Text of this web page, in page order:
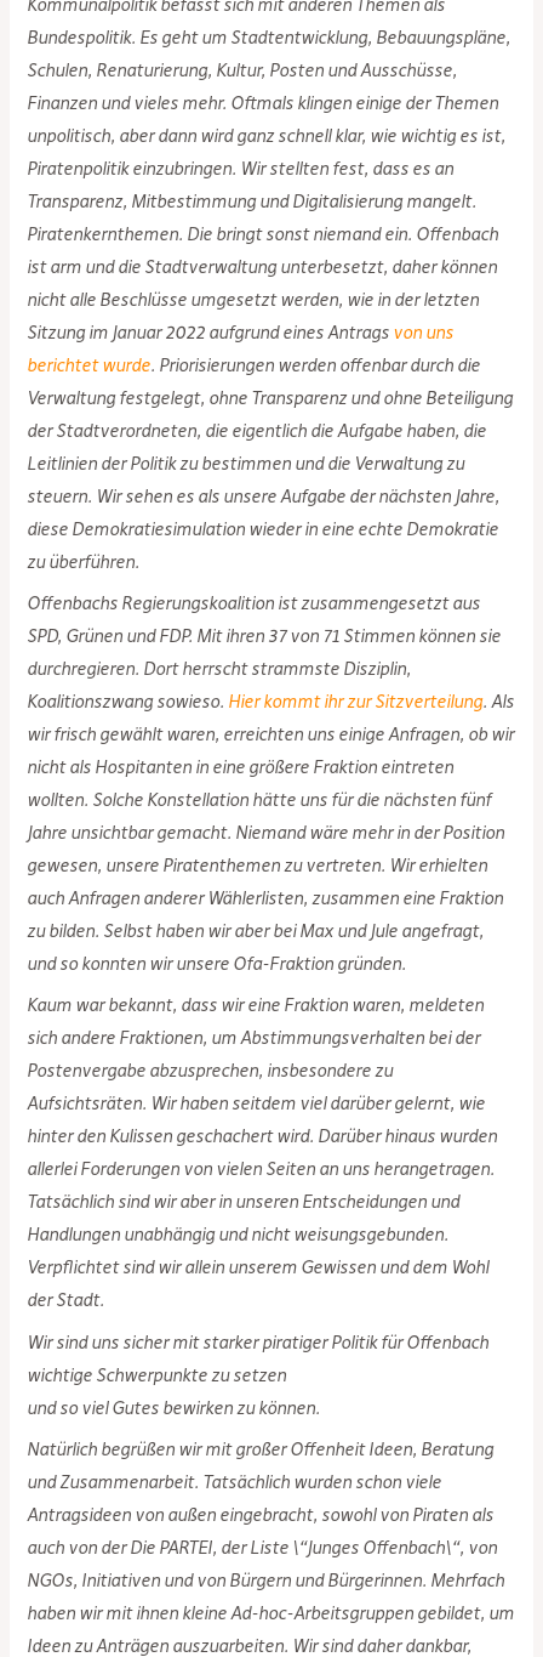
Kommunalpolitik befasst sich mit anderen Themen als
Bundespolitik. Es geht um Stadtentwicklung, Bebauungspläne,
Schulen, Renaturierung, Kultur, Posten und Ausschüsse,
Finanzen und vieles mehr. Oftmals klingen einige der Themen
unpolitisch, aber dann wird ganz schnell klar, wie wichtig es ist,
Piratenpolitik einzubringen. Wir stellten fest, dass es an
Transparenz, Mitbestimmung und Digitalisierung mangelt.
Piratenkernthemen. Die bringt sonst niemand ein. Offenbach
ist arm und die Stadtverwaltung unterbesetzt, daher können
nicht alle Beschlüsse umgesetzt werden, wie in der letzten
Sitzung im Januar 2022 aufgrund eines Antrags von uns
berichtet wurde. Priorisierungen werden offenbar durch die
Verwaltung festgelegt, ohne Transparenz und ohne Beteiligung
der Stadtverordneten, die eigentlich die Aufgabe haben, die
Leitlinien der Politik zu bestimmen und die Verwaltung zu
steuern. Wir sehen es als unsere Aufgabe der nächsten Jahre,
diese Demokratiesimulation wieder in eine echte Demokratie
zu überführen.
Offenbachs Regierungskoalition ist zusammengesetzt aus
SPD, Grünen und FDP. Mit ihren 37 von 71 Stimmen können sie
durchregieren. Dort herrscht strammste Disziplin,
Koalitionszwang sowieso. Hier kommt ihr zur Sitzverteilung. Als
wir frisch gewählt waren, erreichten uns einige Anfragen, ob wir
nicht als Hospitanten in eine größere Fraktion eintreten
wollten. Solche Konstellation hätte uns für die nächsten fünf
Jahre unsichtbar gemacht. Niemand wäre mehr in der Position
gewesen, unsere Piratenthemen zu vertreten. Wir erhielten
auch Anfragen anderer Wählerlisten, zusammen eine Fraktion
zu bilden. Selbst haben wir aber bei Max und Jule angefragt,
und so konnten wir unsere Ofa-Fraktion gründen.
Kaum war bekannt, dass wir eine Fraktion waren, meldeten
sich andere Fraktionen, um Abstimmungsverhalten bei der
Postenvergabe abzusprechen, insbesondere zu
Aufsichtsräten. Wir haben seitdem viel darüber gelernt, wie
hinter den Kulissen geschachert wird. Darüber hinaus wurden
allerlei Forderungen von vielen Seiten an uns herangetragen.
Tatsächlich sind wir aber in unseren Entscheidungen und
Handlungen unabhängig und nicht weisungsgebunden.
Verpflichtet sind wir allein unserem Gewissen und dem Wohl
der Stadt.
Wir sind uns sicher mit starker piratiger Politik für Offenbach
wichtige Schwerpunkte zu setzen
und so viel Gutes bewirken zu können.
Natürlich begrüßen wir mit großer Offenheit Ideen, Beratung
und Zusammenarbeit. Tatsächlich wurden schon viele
Antragsideen von außen eingebracht, sowohl von Piraten als
auch von der Die PARTEI, der Liste \“Junges Offenbach\“, von
NGOs, Initiativen und von Bürgern und Bürgerinnen. Mehrfach
haben wir mit ihnen kleine Ad-hoc-Arbeitsgruppen gebildet, um
Ideen zu Anträgen auszuarbeiten. Wir sind daher dankbar,